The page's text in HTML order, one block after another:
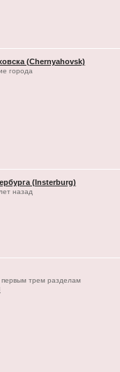
(Chernyahovsk)
города
(Insterburg)
назад
первым трем разделам